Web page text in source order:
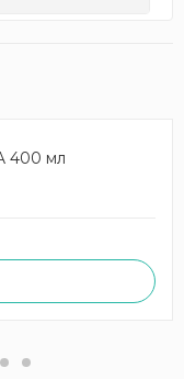
400 мл